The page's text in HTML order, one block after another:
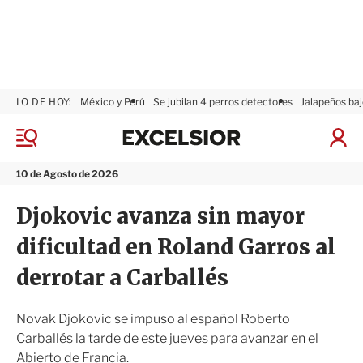
M
n
10 de Agosto de 2026
LO DE HOY: México y Perú Se jubilan 4 perros detectores Jalapeños
I
x
i
o
r
Djokovic avanza sin mayor
dificultad en Roland Garros al
derrotar a Carballés
Novak Djokovic se impuso al español Roberto
Carballés la tarde de este jueves para avanzar en el
Abierto de Francia.